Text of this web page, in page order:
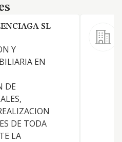
SL
Y
EN
DE
DE TODA
LA